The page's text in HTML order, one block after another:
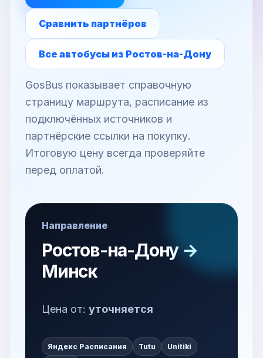
Сравнить партнёров
Все автобусы из Ростов-на-Дону
GosBus показывает справочную
страницу маршрута, расписание из
подключённых источников и
партнёрские ссылки на покупку.
Итоговую цену всегда проверяйте
перед оплатой.
Направление
Ростов-на-Дону →
Минск
Цена от: уточняется
Яндекс Расписания Tutu Unitiki